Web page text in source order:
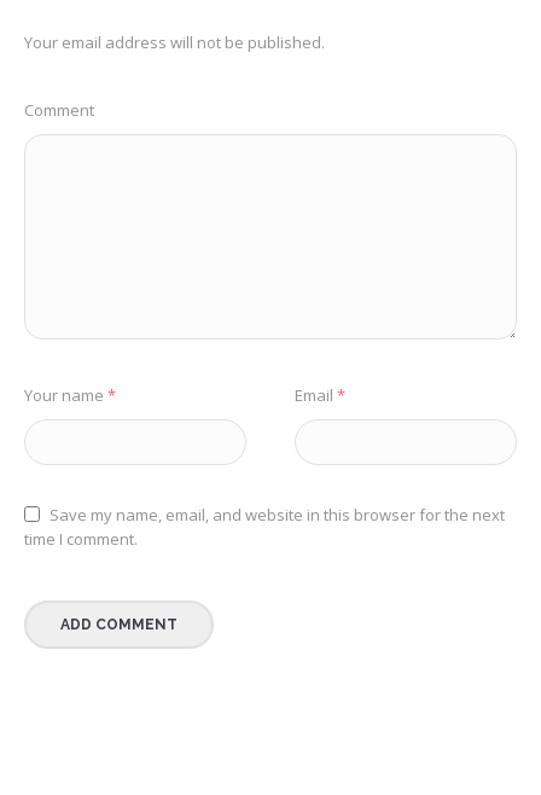
Your email address will not be published.
Comment
Your name * Email *
Save my name, email, and website in this browser for the next
time I comment.